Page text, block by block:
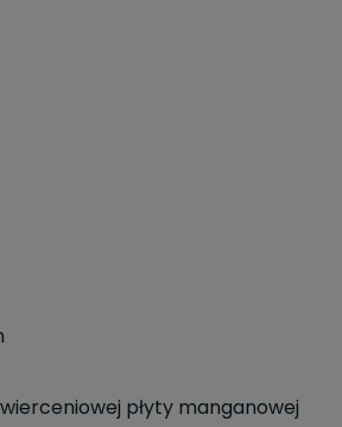
płyty manganowej